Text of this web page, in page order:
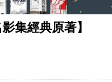
集經典原著】